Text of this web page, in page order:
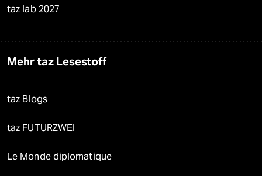
taz lab 2027
Mehr taz Lesestoff
taz Blogs
taz FUTURZWEI
Le Monde diplomatique